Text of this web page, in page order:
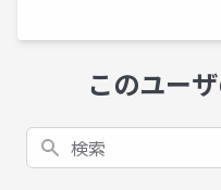
このユー
検索